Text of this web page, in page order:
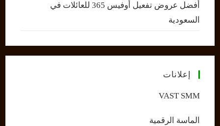
أفضل عروض تفعيل أوفيس 365 للعائلات في
السعودية
إعلانات
VAST SMM
الماسة الرقمية